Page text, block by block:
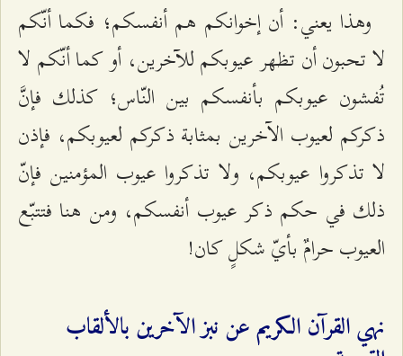
وهذا يعني: أن إخوانكم هم أنفسكم؛ فكما أنّكم
لا تحبون أن تظهر عيوبكم للآخرين، أو كما أنّكم لا
تُفشون عيوبكم بأنفسكم بين النّاس؛ كذلك فإنَّ
ذكركم لعيوب الآخرين بمثابة ذكركم لعيوبكم، فإذن
لا تذكروا عيوبكم، ولا تذكروا عيوب المؤمنين فإنّ
ذلك في حكم ذكر عيوب أنفسكم، ومن هنا فتتبّع
العيوب حرامٌ بأيّ شكلٍ كان!
نهي القرآن الكريم عن نبز الآخرين بالألقاب